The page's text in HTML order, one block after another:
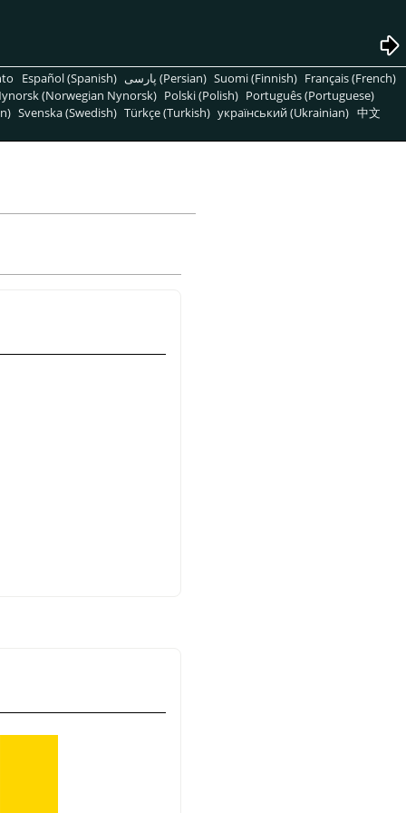
Español (Spanish) پارسی (Persian) Suomi (Finnish) Français (French)
(Norwegian Nynorsk) Polski (Polish) Português (Portuguese)
Svenska (Swedish) Türkçe (Turkish) український (Ukrainian) 中文